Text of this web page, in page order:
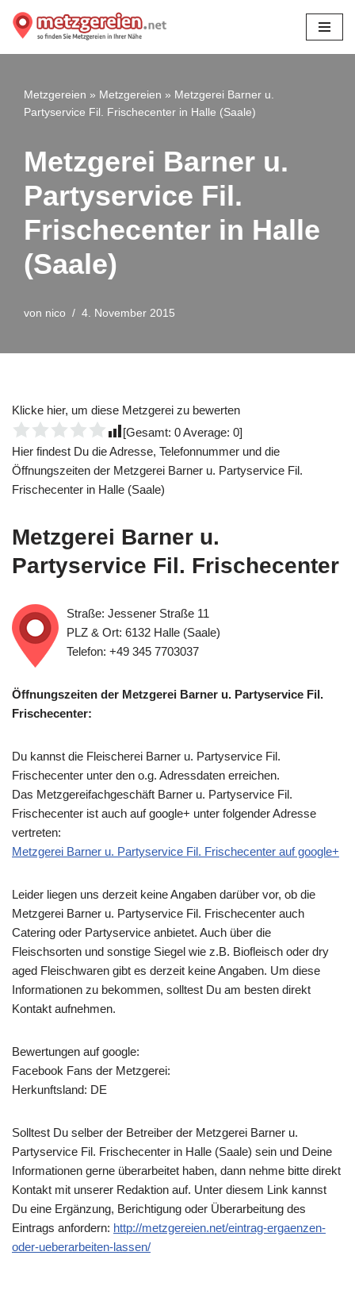
Zum
Metzgereien » Metzgereien » Metzgerei Barner u.
Partyservice Fil. Frischecenter in Halle (Saale)
Metzgerei Barner u.
Partyservice Fil.
Frischecenter in Halle
(Saale)
von nico 4. November 2015
Klicke hier, um diese Metzgerei zu bewerten
[Gesamt: 0Average: 0]
Hier findest Du die Adresse, Telefonnummer und die
Öffnungszeiten der Metzgerei Barner u. Partyservice Fil.
Frischecenter in Halle (Saale)
Metzgerei Barner u.
Partyservice Fil. Frischecenter
Straße: Jessener Straße 11
PLZ & Ort: 6132 Halle (Saale)
Telefon: +49 345 7703037
Öffnungszeiten der Metzgerei Barner u. Partyservice Fil.
Frischecenter:
Du kannst die Fleischerei Barner u. Partyservice Fil.
Frischecenter unter den o.g. Adressdaten erreichen.
Das Metzgereifachgeschäft Barner u. Partyservice Fil.
Frischecenter ist auch auf google+ unter folgender Adresse
vertreten:
Metzgerei Barner u. Partyservice Fil. Frischecenter auf google+
Leider liegen uns derzeit keine Angaben darüber vor, ob die
Metzgerei Barner u. Partyservice Fil. Frischecenter auch
Catering oder Partyservice anbietet. Auch über die
Fleischsorten und sonstige Siegel wie z.B. Biofleisch oder dry
aged Fleischwaren gibt es derzeit keine Angaben. Um diese
Informationen zu bekommen, solltest Du am besten direkt
Kontakt aufnehmen.
Bewertungen auf google:
Facebook Fans der Metzgerei:
Herkunftsland: DE
Solltest Du selber der Betreiber der Metzgerei Barner u.
Partyservice Fil. Frischecenter in Halle (Saale) sein und Deine
Informationen gerne überarbeitet haben, dann nehme bitte direkt
Kontakt mit unserer Redaktion auf. Unter diesem Link kannst
Du eine Ergänzung, Berichtigung oder Überarbeitung des
Eintrags anfordern: http://metzgereien.net/eintrag-ergaenzen-
oder-ueberarbeiten-lassen/